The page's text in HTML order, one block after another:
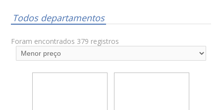
Todos departamentos
Foram encontrados 379 registros